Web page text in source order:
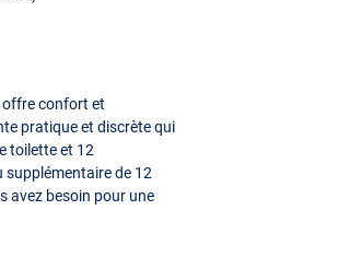
offre confort et
pratique et discrète qui
toilette et 12
de 12
avez besoin pour une